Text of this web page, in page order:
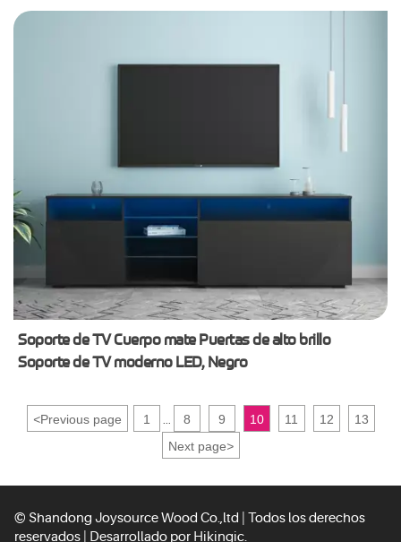
Soporte de TV Cuerpo mate Puertas de alto brillo
Soporte de TV moderno LED, Negro
<Previous page 1 8 9 10 11 12
13
Next page>
© Shandong Joysource Wood Co.,ltd | Todos los derechos
reservados | Desarrollado por Hikingic.